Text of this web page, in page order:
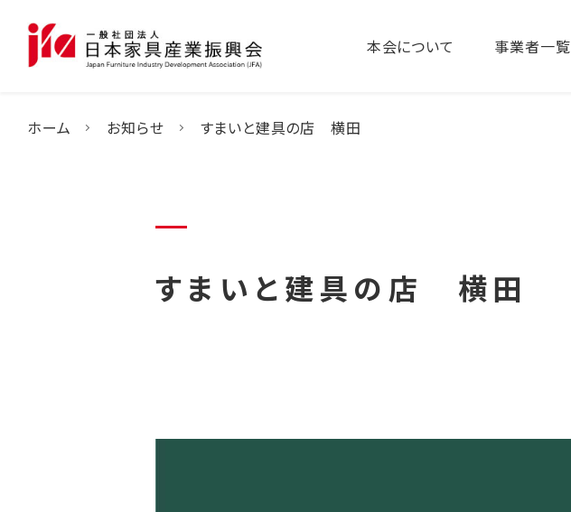
本会について 事業者一覧
ホーム お知らせ すまいと建具の店 横田
すまいと建具の店 横田